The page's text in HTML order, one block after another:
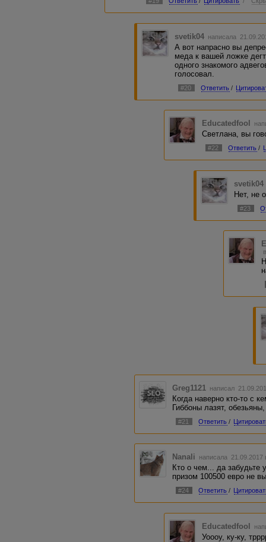
svetik04 написала
А вот напрасно вы
меда к вашей ложке
одного знакомого
голосовал.
#20 Ответить /
Educatedfool
Светлана, вы
#22 Ответить /
svetik04
Нет, не
#23
Greg1121 написал
Когда наверно кто-то с
Гиббоны лазят,
#21 Ответить /
Nanali написала
Кто о чем... да забудьте
призом 100500 евро не
#24 Ответить /
Educatedfool
Уоооу, ку-ку,